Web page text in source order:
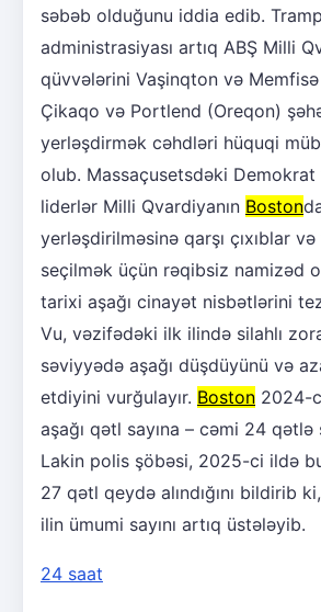
səbəb olduğunu iddia edib. Tramp
administrasiyası artıq ABŞ Milli
qüvvələrini Vaşinqton və
Çikaqo və Portlend (Oreqon)
yerləşdirmək cəhdləri hüquqi
olub. Massaçusetsdəki Demokrat
liderlər Milli Qvardiyanın Boston
yerləşdirilməsinə qarşı çıxıblar
seçilmək üçün rəqibsiz namizəd
tarixi aşağı cinayət nisbətlərini
Vu, vəzifədəki ilk ilində silahlı
səviyyədə aşağı düşdüyünü və
etdiyini vurğulayır. Boston 2024-
aşağı qətl sayına – cəmi 24 qətlə
Lakin polis şöbəsi, 2025-ci ildə
27 qətl qeydə alındığını bildirib
ilin ümumi sayını artıq üstələyib.
24 saat